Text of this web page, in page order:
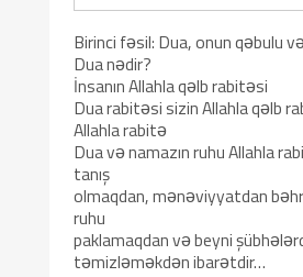
Birinci fəsil: Dua, onun qəbulu
Dua nədir?
İnsanın Allahla qəlb rabitəsi
Dua rabitәsi sizin Allahla qәlb
Allahla rabitə
Dua vә namazın ruhu Allahla
tanış
olmaqdan, mәnәviyyatdan
ruhu
paklamaqdan vә beyni
tәmizlәmәkdәn ibarәtdir…